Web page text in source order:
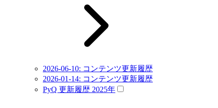
2026-06-10: コンテンツ更新履歴
2026-01-14: コンテンツ更新履歴
PyQ 更新履歴 2025年